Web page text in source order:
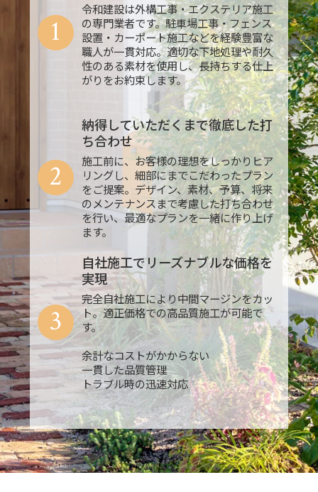
令和建設は外構工事・エクステリア施工
の専門業者です。駐車場工事・フェンス
設置・カーポート施工などを経験豊富な
職人が一貫対応。適切な下地処理や耐久
性のある素材を使用し、長持ちする仕上
がりをお約束します。
1
納得していただくまで徹底した打
ち合わせ
施工前に、お客様の理想をしっかりヒア
リングし、細部にまでこだわったプラン
をご提案。デザイン、素材、予算、将来
のメンテナンスまで考慮した打ち合わせ
を行い、最適なプランを一緒に作り上げ
ます。
2
自社施工でリーズナブルな価格を
実現
完全自社施工により中間マージンをカッ
ト。適正価格での高品質施工が可能で
す。
余計なコストがかからない
一貫した品質管理
トラブル時の迅速対応
3